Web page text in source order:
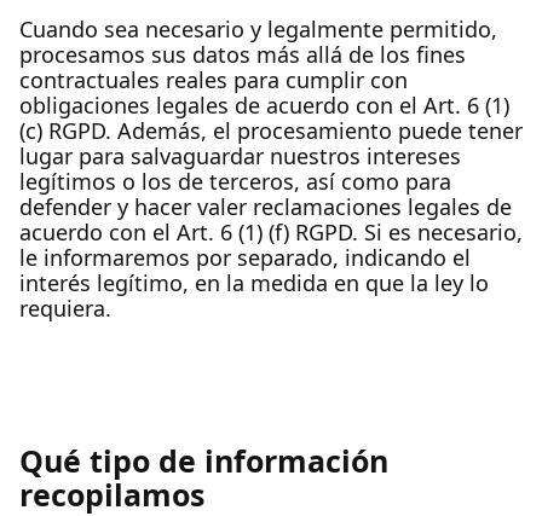
Cuando sea necesario y legalmente permitido,
procesamos sus datos más allá de los fines
contractuales reales para cumplir con
obligaciones legales de acuerdo con el Art. 6 (1)
(c) RGPD. Además, el procesamiento puede tener
lugar para salvaguardar nuestros intereses
legítimos o los de terceros, así como para
defender y hacer valer reclamaciones legales de
acuerdo con el Art. 6 (1) (f) RGPD. Si es necesario,
le informaremos por separado, indicando el
interés legítimo, en la medida en que la ley lo
requiera.
Qué tipo de información
recopilamos